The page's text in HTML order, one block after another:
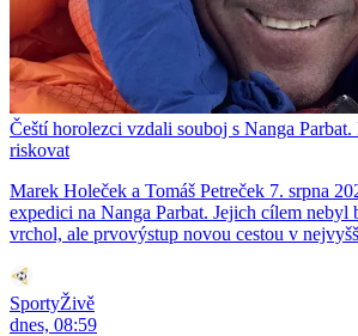
Čeští horolezci vzdali souboj s Nanga
riskovat
Marek Holeček a Tomáš Petreček 7. srpna
expedici na Nanga Parbat. Jejich cílem nebyl
vrchol, ale prvovýstup novou cestou v
SportyŽivě
dnes, 08:59